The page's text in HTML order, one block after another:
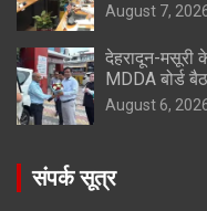
August 7,
देहरादून-मसूरी
MDDA बोर्ड
August 6,
संपर्क सूत्र